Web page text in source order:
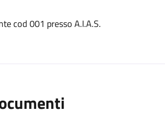
cod 001 presso A.I.A.S.